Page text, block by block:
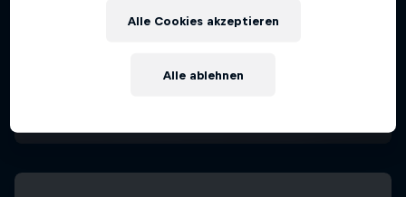
Alle ablehnen
Alle Cookies akzeptieren